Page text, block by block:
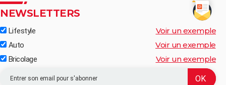
NEWSLETTERS
Lifestyle Voir un exemple
Auto Voir un exemple
Bricolage Voir un exemple